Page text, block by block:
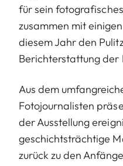
für sein
zusammen mit
diesem Jahr den
Berichterstattung der
Aus dem
Fotojournalisten
der Ausstellung
geschichtsträchtige
zurück zu den